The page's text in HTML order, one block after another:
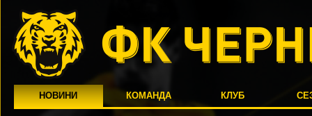
НОВИНИ КОМАНДА КЛУБ